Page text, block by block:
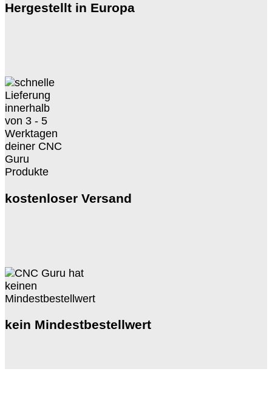
Hergestellt in Europa
kostenloser Versand
kein Mindestbestellwert